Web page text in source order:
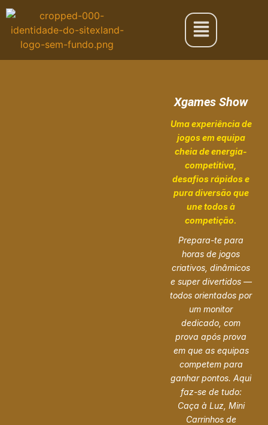
Xgames Show
Uma experiência de
jogos em equipa
cheia de energia-
competitiva,
desafios rápidos e
pura diversão que
une todos à
competição.
Prepara-te para
horas de jogos
criativos, dinâmicos
e super divertidos —
todos orientados por
um monitor
dedicado, com
prova após prova
em que as equipas
competem para
ganhar pontos. Aqui
faz-se de tudo:
Caça à Luz, Mini
Carrinhos de